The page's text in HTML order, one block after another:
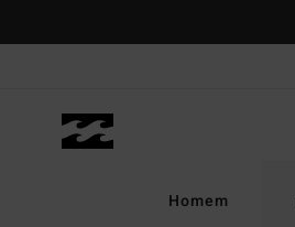
produto
Homem